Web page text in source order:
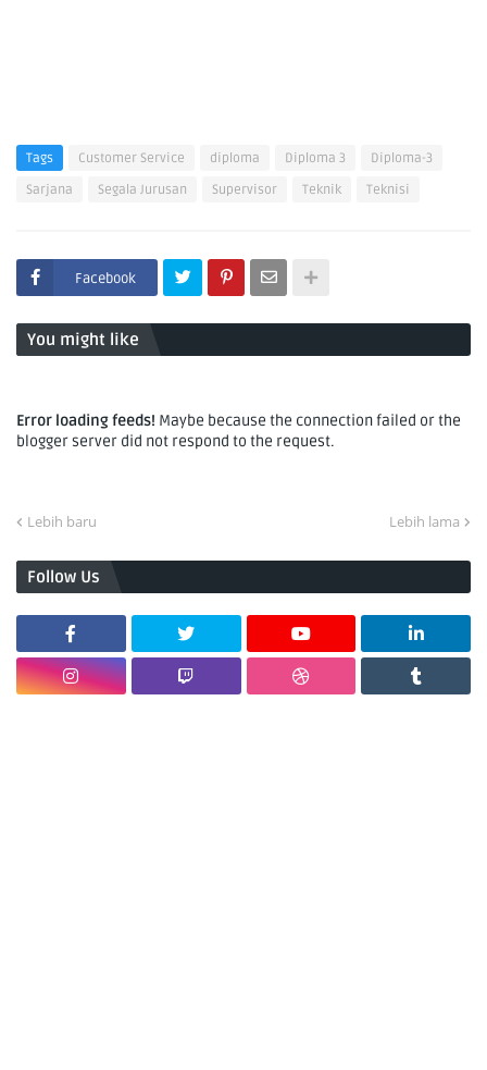
Tags Customer Service diploma Diploma 3
Diploma-3
Sarjana
Segala Jurusan Supervisor Teknik Teknisi
Facebook
You might like
Error loading feeds! Maybe because the connection failed or the
blogger server did not respond to the request.
Lebih baru Lebih lama
Follow Us